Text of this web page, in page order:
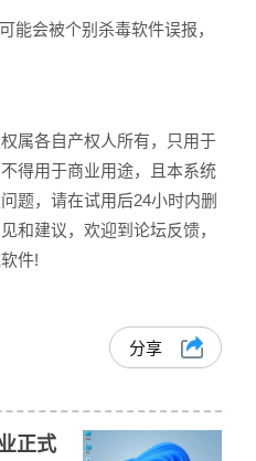
会被个别杀毒软件误报，
各自产权人所有，只用于
得用于商业用途，且本系统
题，请在试用后24小时内删
和建议，欢迎到论坛反馈，
件!
分享
正式